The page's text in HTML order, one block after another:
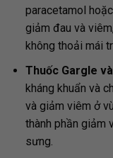
paracetamol
giảm đau và
không thoải mái
Thuốc Gargle
kháng khuẩn và
và giảm viêm ở
thành phần giảm
sưng.